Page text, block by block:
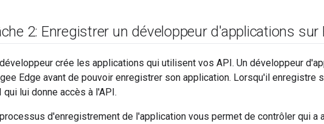
2: Enregistrer un développeur d'applications sur
crée les applications qui utilisent vos API. Un développeur
Edge avant de pouvoir enregistrer son application. Lorsqu'il enregistre
qui lui donne accès à l'API.
d'enregistrement de l'application vous permet de contrôler qui a